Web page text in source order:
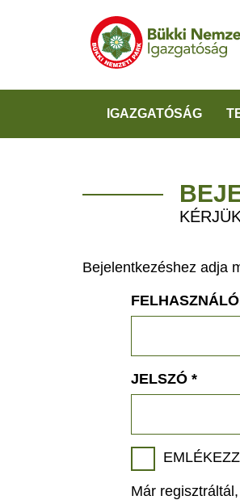
IGAZGATÓSÁG
Bejelentkezéshez adja
JELSZÓ *
Már